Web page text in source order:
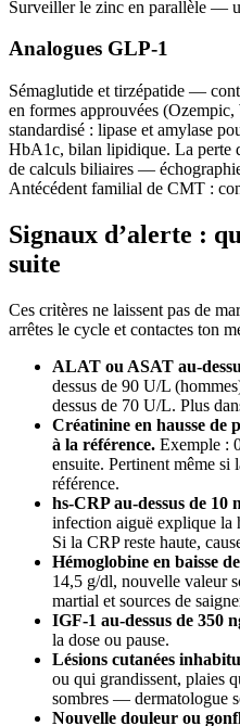
Surveiller le zinc en parallèle —
Analogues GLP-1
Sémaglutide et tirzépatide —
en formes approuvées
standardisé : lipase et amylase
HbA1c, bilan lipidique. La perte
de calculs biliaires —
Antécédent familial de CMT :
Signaux d’alerte :
suite
Ces critères ne laissent pas de
arrêtes le cycle et contactes ton
ALAT ou ASAT au-
dessus de 90 U/L
dessus de 70 U/L. Plus
Créatinine en hausse de
à la référence. Exemple :
ensuite. Pertinent même si
référence.
hs-CRP au-dessus de 10
infection aiguë explique la
Si la CRP reste haute,
Hémoglobine en baisse
14,5 g/dl, nouvelle valeur
martial et sources de
IGF-1 au-dessus de 350
la dose ou pause.
Lésions cutanées
ou qui grandissent, plaies
sombres — dermatologue
Nouvelle douleur ou